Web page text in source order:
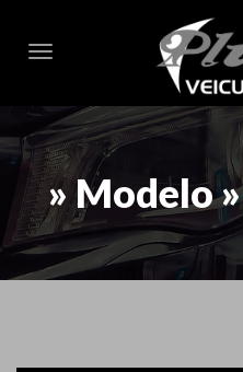
Toggle navigation
» Modelo